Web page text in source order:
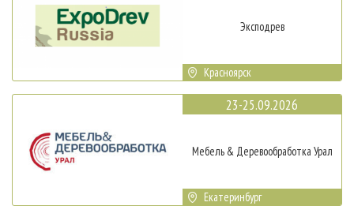
Эксподрев
Красноярск
23-25.09.2026
Мебель & Деревообработка Урал
Екатеринбург